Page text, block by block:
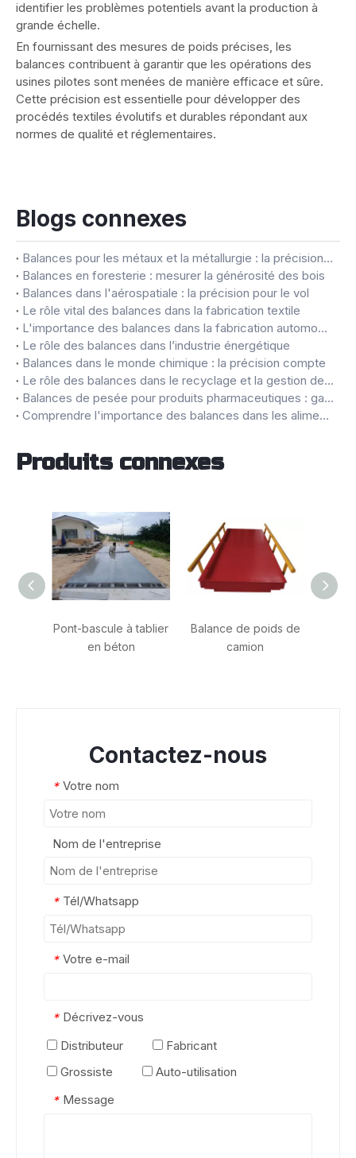
identifier les problèmes potentiels avant la production à
grande échelle.
En fournissant des mesures de poids précises, les
balances contribuent à garantir que les opérations des
usines pilotes sont menées de manière efficace et sûre.
Cette précision est essentielle pour développer des
procédés textiles évolutifs et durables répondant aux
normes de qualité et réglementaires.
Blogs connexes
Balances pour les métaux et la métallurgie : la précision dans chaque gramme
Balances en foresterie : mesurer la générosité des bois
Balances dans l'aérospatiale : la précision pour le vol
Le rôle vital des balances dans la fabrication textile
L'importance des balances dans la fabrication automobile
Le rôle des balances dans l’industrie énergétique
Balances dans le monde chimique : la précision compte
Le rôle des balances dans le recyclage et la gestion des déchets
Balances de pesée pour produits pharmaceutiques : garantir la précision et la qualité
Comprendre l'importance des balances dans les aliments et les boissons
Produits connexes
Pont-bascule à tablier
en béton
Balance de poids de
camion
Contactez-nous
* Votre nom
Nom de l'entreprise
* Tél/Whatsapp
* Votre e-mail
* Décrivez-vous
Distributeur
Fabricant
Grossiste
Auto-utilisation
* Message